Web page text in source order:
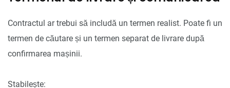
Contractul ar trebui să includă un termen realist. Poate fi un
termen de căutare și un termen separat de livrare după
confirmarea mașinii.
Stabilește: